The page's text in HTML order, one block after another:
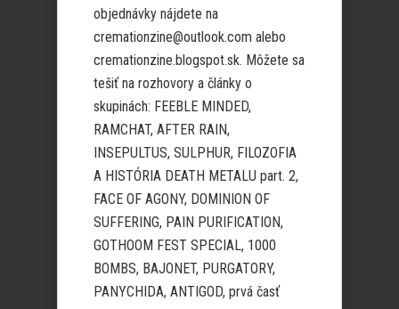
objednávky nájdete na
cremationzine@outlook.com alebo
cremationzine.blogspot.sk. Môžete sa
tešiť na rozhovory a články o
skupinách: FEEBLE MINDED,
RAMCHAT, AFTER RAIN,
INSEPULTUS, SULPHUR, FILOZOFIA
A HISTÓRIA DEATH METALU part. 2,
FACE OF AGONY, DOMINION OF
SUFFERING, PAIN PURIFICATION,
GOTHOOM FEST SPECIAL, 1000
BOMBS, BAJONET, PURGATORY,
PANYCHIDA, ANTIGOD, prvá časť